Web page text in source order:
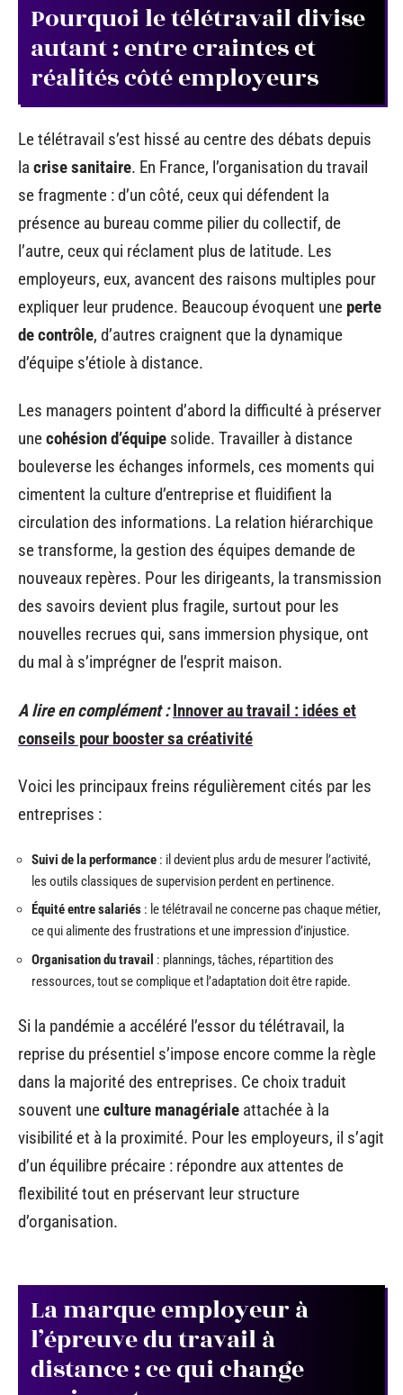
Pourquoi le télétravail divise
autant : entre craintes et
réalités côté employeurs
Le télétravail s’est hissé au centre des débats depuis
la crise sanitaire. En France, l’organisation du travail
se fragmente : d’un côté, ceux qui défendent la
présence au bureau comme pilier du collectif, de
l’autre, ceux qui réclament plus de latitude. Les
employeurs, eux, avancent des raisons multiples pour
expliquer leur prudence. Beaucoup évoquent une perte
de contrôle, d’autres craignent que la dynamique
d’équipe s’étiole à distance.
Les managers pointent d’abord la difficulté à préserver
unecohésion d’équipe solide. Travailler à distance
bouleverse les échanges informels, ces moments qui
cimentent la culture d’entreprise et fluidifient la
circulation des informations. La relation hiérarchique
se transforme, la gestion des équipes demande de
nouveaux repères. Pour les dirigeants, la transmission
des savoirs devient plus fragile, surtout pour les
nouvelles recrues qui, sans immersion physique, ont
du mal à s’imprégner de l’esprit maison.
A lire en complément : Innover au travail : idées et
conseils pour booster sa créativité
Voici les principaux freins régulièrement cités par les
entreprises :
Suivi de la performance : il devient plus ardu de mesurer l’activité,
les outils classiques de supervision perdent en pertinence.
Équité entre salariés : le télétravail ne concerne pas chaque métier,
ce qui alimente des frustrations et une impression d’injustice.
Organisation du travail : plannings, tâches, répartition des
ressources, tout se complique et l’adaptation doit être rapide.
Si la pandémie a accéléré l’essor du télétravail, la
reprise du présentiel s’impose encore comme la règle
dans la majorité des entreprises. Ce choix traduit
souvent uneculture managériale attachée à la
visibilité et à la proximité. Pour les employeurs, il s’agit
d’un équilibre précaire : répondre aux attentes de
flexibilité tout en préservant leur structure
d’organisation.
La marque employeur à
l’épreuve du travail à
distance : ce qui change